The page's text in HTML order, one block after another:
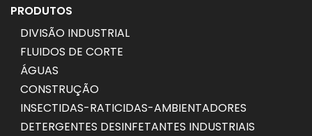
PRODUTOS
DIVISÃO INDUSTRIAL
FLUIDOS DE CORTE
ÁGUAS
CONSTRUÇÃO
INSECTIDAS-RATICIDAS-AMBIENTADORES
DETERGENTES DESINFETANTES INDUSTRIAIS